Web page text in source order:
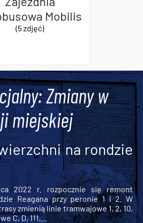
Mobilis
(5 zdjęć)
Zmiany w
miejskiej
na rondzie
2022 r. rozpocznie się remont
Reagana przy peronie 1 i 2. W
zmienią linie tramwajowe 1, 2, 10,
C, D, 111,...